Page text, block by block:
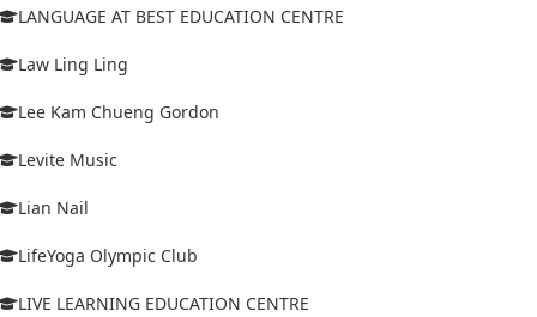
LANGUAGE AT BEST EDUCATION CENTRE
Law Ling Ling
Lee Kam Chueng Gordon
Levite Music
Lian Nail
LifeYoga Olympic Club
LIVE LEARNING EDUCATION CENTRE